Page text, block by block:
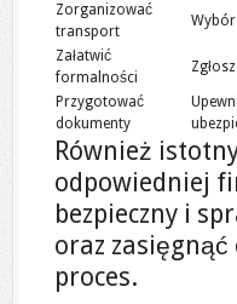
Zorganizować
transport
Załatwić
formalności
Przygotować
dokumenty
Również
odpowiedniej
bezpieczny i
oraz
proces.